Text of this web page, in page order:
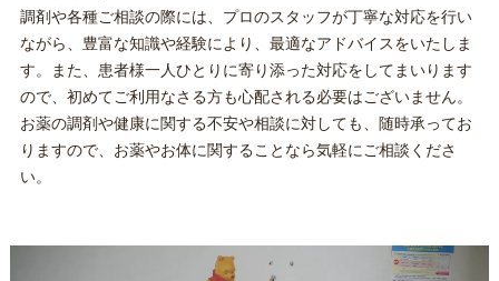
調剤や各種ご相談の際には、プロのスタッフが丁寧な対応を行い
ながら、豊富な知識や経験により、最適なアドバイスをいたしま
す。また、患者様一人ひとりに寄り添った対応をしてまいります
ので、初めてご利用なさる方も心配される必要はございません。
お薬の調剤や健康に関する不安や相談に対しても、随時承ってお
りますので、お薬やお体に関することなら気軽にご相談くださ
い。